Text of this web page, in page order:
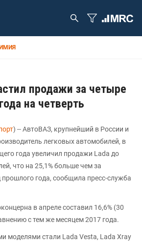
продажи за четыре
на четверть
) -- АвтоВАЗ, крупнейший в России и
легковых автомобилей, в
года увеличил продажи Lada до
что на 25,1% больше чем за
года, сообщила пресс-служба
в апреле составил 16,6% (30
с тем же месяцем 2017 года.
моделями стали Lada Vesta, Lada Xray